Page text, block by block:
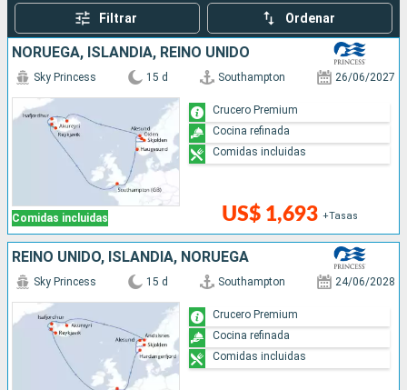
Filtrar Ordenar
NORUEGA, ISLANDIA, REINO UNIDO
Comidas incluidas
Sky Princess 15 d Southampton 26/06/2027
US$ 1,693 +Tasas
Crucero Premium
Cocina refinada
Comidas incluidas
REINO UNIDO, ISLANDIA, NORUEGA
Sky Princess 15 d Southampton 24/06/2028
Crucero Premium
Cocina refinada
Comidas incluidas